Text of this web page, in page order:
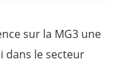
sur la MG3 une
dans le secteur